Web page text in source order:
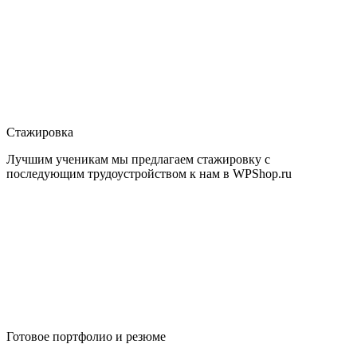
Стажировка
Лучшим ученикам мы предлагаем стажировку с
последующим трудоустройством к нам в WPShop.ru
Готовое портфолио и резюме